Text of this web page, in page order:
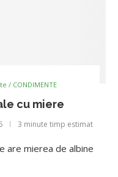
/ CONDIMENTE
cu miere
3 minute timp estimat
are mierea de albine